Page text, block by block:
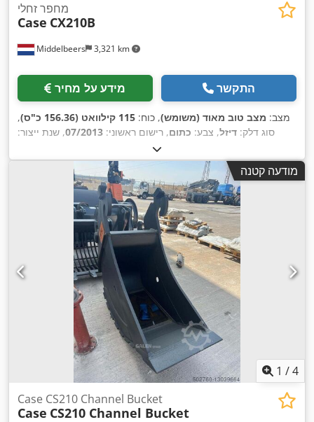
Middelbeers 3,321 km
מחפר זחלי
Case CX210B
מידע על מחיר התקשר
מצב: מצב טוב מאוד (משומש), כוח: 115 קילוואט (156.36 כ"ס)
,
סוג דלק: דיזל, צבע: כתום, רישום ראשוני: 07/2013, שנת ייצור:
מודעה קטנה
1 /4
Case CS210 Channel Bucket
Case CS210 Channel Bucket